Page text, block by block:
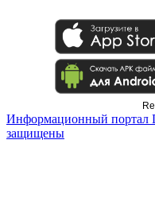
Информационный портал
защищены